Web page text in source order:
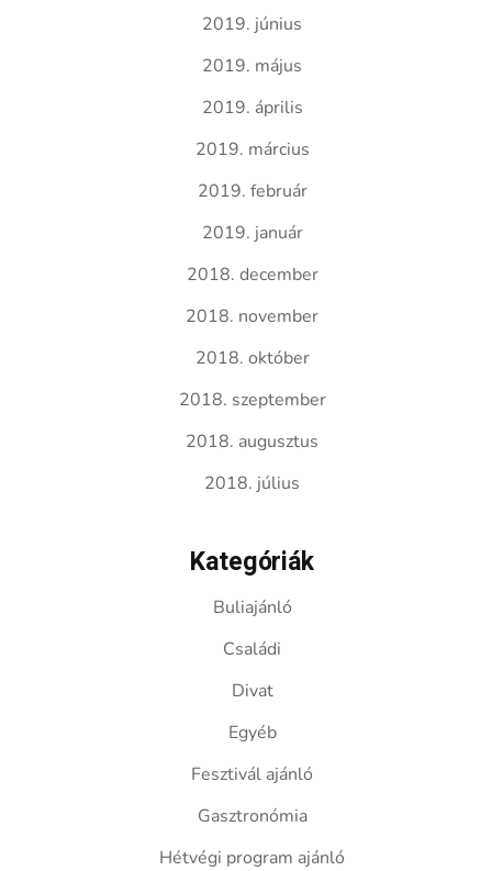
2019. június
2019. május
2019. április
2019. március
2019. február
2019. január
2018. december
2018. november
2018. október
2018. szeptember
2018. augusztus
2018. július
Kategóriák
Buliajánló
Családi
Divat
Egyéb
Fesztivál ajánló
Gasztronómia
Hétvégi program ajánló